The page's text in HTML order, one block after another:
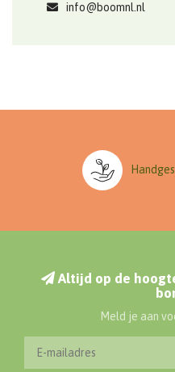
info@boomnl.nl
Altijd op de
Meld je aan